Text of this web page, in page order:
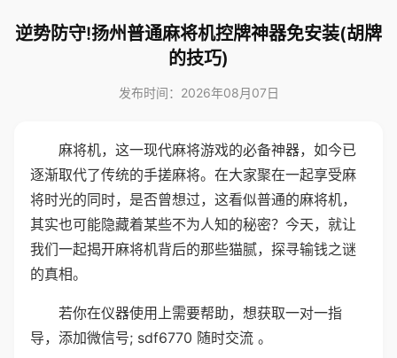
逆势防守!扬州普通麻将机控牌神器免安装(胡牌
的技巧)
发布时间：2026年08月07日
麻将机，这一现代麻将游戏的必备神器，如今已
逐渐取代了传统的手搓麻将。在大家聚在一起享受麻
将时光的同时，是否曾想过，这看似普通的麻将机，
其实也可能隐藏着某些不为人知的秘密？今天，就让
我们一起揭开麻将机背后的那些猫腻，探寻输钱之谜
的真相。
若你在仪器使用上需要帮助，想获取一对一指
导，添加微信号; sdf6770 随时交流 。